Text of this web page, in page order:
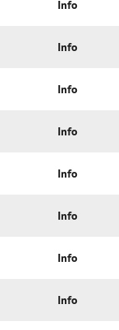
Info
Info
Info
Info
Info
Info
Info
Info